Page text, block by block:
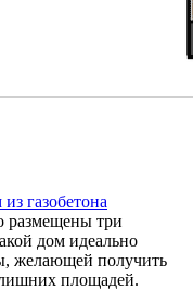
из газобетона
размещены три
дом идеально
желающей получить
площадей.